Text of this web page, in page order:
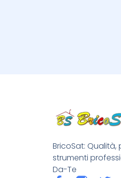
BricoSat: Qualità,
strumenti
Da-Te